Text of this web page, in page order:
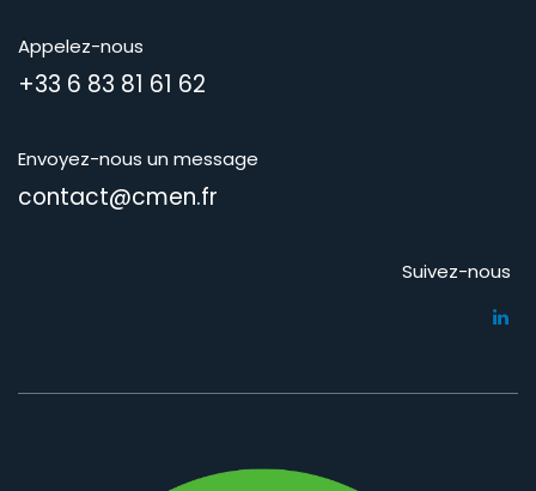
Appelez-nous
+33 6 83 81 61 62
Envoyez-nous un message
contact@cmen.fr
Suivez-nous